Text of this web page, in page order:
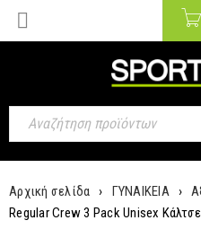
Αρχική σελίδα › ΓΥΝΑΙΚΕΙΑ ›
Regular Crew 3 Pack Unisex